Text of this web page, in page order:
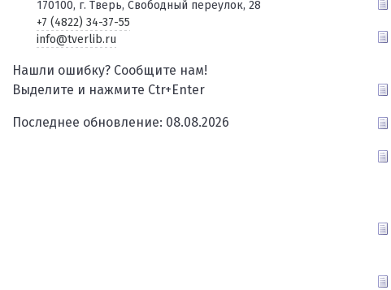
170100, г. Тверь, Свободный переулок, 28
+7 (4822) 34-37-55
info@tverlib.ru
Нашли ошибку? Сообщите нам!
Выделите и нажмите Ctr+Enter
Последнее обновление: 08.08.2026